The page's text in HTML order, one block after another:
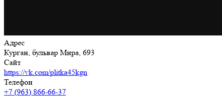
Адрес
Курган, бульвар Мира, 693
Сайт
https://vk.com/plitka45kgn
Телефон
+7 (963) 866-66-37